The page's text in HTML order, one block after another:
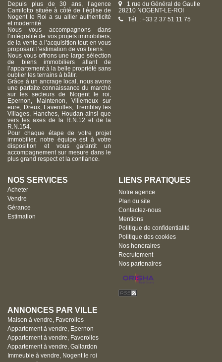
Depuis plus de 30 ans, l’agence
Camilotto située à côté de l’église de
Nogent le Roi a su allier authenticité
et modernité.
Nous vous accompagnons dans
l’intégralité de vos projets immobiliers,
de la vente à l’acquisition tout en vous
proposant l’estimation de vos biens.
Nous vous offrons une large sélection
de biens immobiliers allant de
l’appartement à la belle propriété sans
oublier les terrains à bâtir.
Grâce à un ancrage local, nous avons
une parfaite connaissance du marché
sur les secteurs de Nogent le roi,
Epernon, Maintenon, Villemeux sur
eure, Dreux, Faverolles, Tremblay les
Villages, Hanches, Houdan ainsi que
vers les axes de la R.N.12 et de la
R.N.154.
Pour chaque étape de votre projet
immobilier, notre équipe est à votre
disposition et vous garantit un
accompagnement sur mesure dans le
plus grand respect et la confiance.
1 rue du Général de Gaulle
28210 NOGENT-LE-ROI
Tél. : +33 2 37 51 11 75
NOS SERVICES
Acheter
Vendre
Gérance
Estimation
LIENS PRATIQUES
Notre agence
Plan du site
Contactez-nous
Mentions
Politique de confidentialité
Politique des cookies
Nos honoraires
Recrutement
Nos partenaires
ANNONCES PAR VILLE
Maison à vendre, Faverolles
Appartement à vendre, Epernon
Appartement à vendre, Faverolles
Appartement à vendre, Gallardon
Immeuble à vendre, Nogent le roi